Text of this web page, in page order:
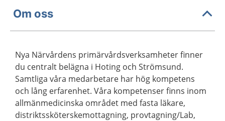
Om oss
Nya Närvårdens primärvårdsverksamheter finner
du centralt belägna i Hoting och Strömsund.
Samtliga våra medarbetare har hög kompetens
och lång erfarenhet. Våra kompetenser finns inom
allmänmedicinska området med fasta läkare,
distriktssköterskemottagning, provtagning/Lab,